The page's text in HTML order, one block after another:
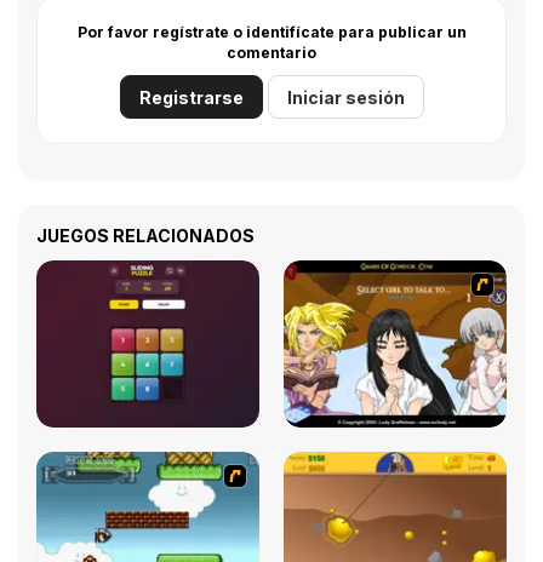
Por favor regístrate o identifícate para publicar un
comentario
Registrarse Iniciar sesión
JUEGOS RELACIONADOS